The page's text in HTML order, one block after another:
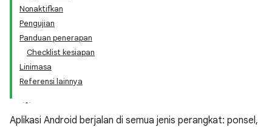
Nonaktifkan
Pengujian
Panduan penerapan
Checklist kesiapan
Linimasa
Referensi lainnya
Aplikasi Android berjalan di semua jenis perangkat: ponsel,